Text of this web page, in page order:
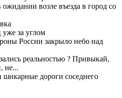
ожидании возле въезда в город со
уже за углом
России закрыло небо над
реальностью ? Привыкай,
не...
дороги соседнего